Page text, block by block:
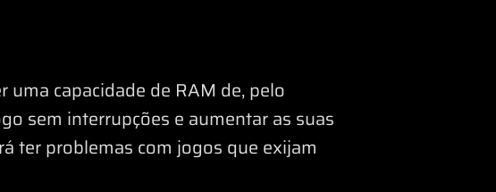
capacidade de RAM de, pelo
sem interrupções e aumentar as suas
ter problemas com jogos que exijam